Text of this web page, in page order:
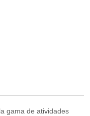
gama de atividades